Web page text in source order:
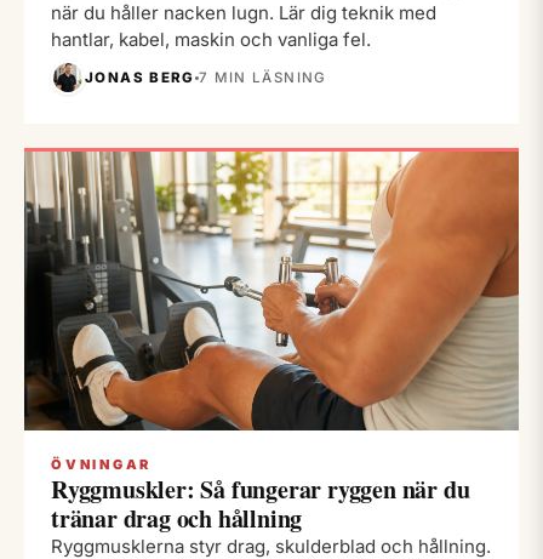
när du håller nacken lugn. Lär dig teknik med
hantlar, kabel, maskin och vanliga fel.
JONAS BERG 7 MIN LÄSNING
ÖVNINGAR
Ryggmuskler: Så fungerar ryggen när du
tränar drag och hållning
Ryggmusklerna styr drag, skulderblad och hållning.